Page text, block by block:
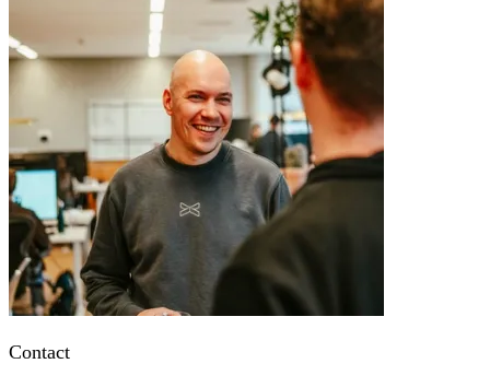
Contact